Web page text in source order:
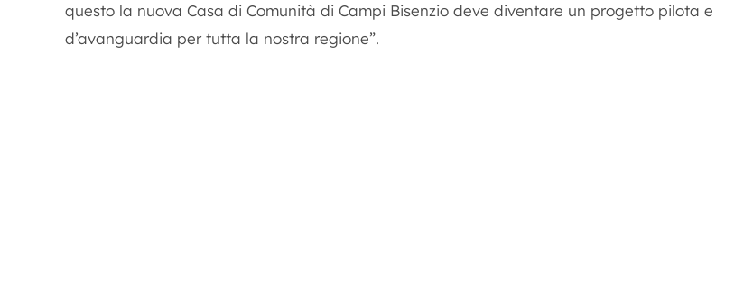
questo la nuova Casa di Comunità di Campi Bisenzio deve diventare un progetto pilota e
d’avanguardia per tutta la nostra regione”.